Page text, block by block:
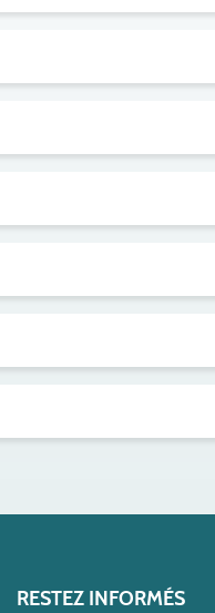
RESTEZ INFORMÉS